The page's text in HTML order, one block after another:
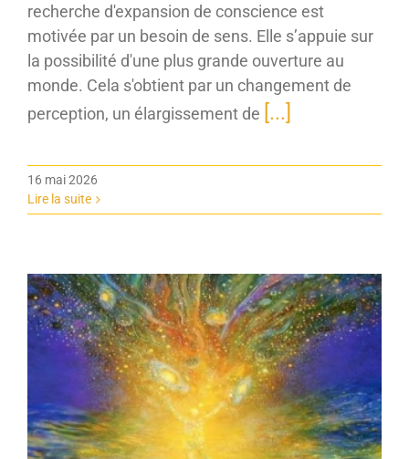
recherche d'expansion de conscience est
motivée par un besoin de sens. Elle s’appuie sur
la possibilité d'une plus grande ouverture au
monde. Cela s'obtient par un changement de
perception, un élargissement de [...]
16 mai 2026
Lire la suite